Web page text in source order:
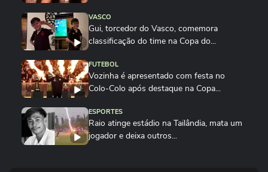
VASCO
Gui, torcedor do Vasco, comemora
classificação do time na Copa do...
FUTEBOL
Vozinha é apresentado com festa no
Colo-Colo após destaque na Copa...
ESPORTES
Raio atinge estádio na Tailândia, mata um
jogador e deixa outros...